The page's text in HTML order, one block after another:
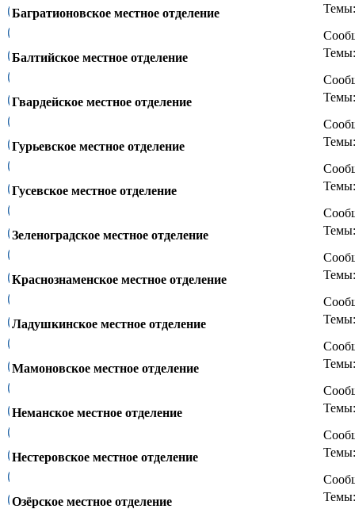
Багратионовское местное отделение
Балтийское местное отделение
Гвардейское местное отделение
Гурьевское местное отделение
Гусевское местное отделение
Зеленоградское местное отделение
Краснознаменское местное отделение
Ладушкинское местное отделение
Мамоновское местное отделение
Неманское местное отделение
Нестеровское местное отделение
Озёрское местное отделение